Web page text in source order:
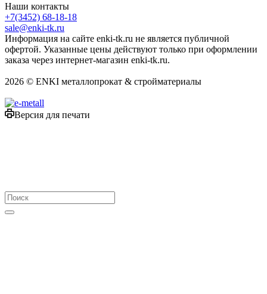
Наши контакты
+7(3452) 68-18-18
sale@enki-tk.ru
Информация на сайте enki-tk.ru не является публичной
офертой. Указанные цены действуют только при оформлении
заказа через интернет-магазин enki-tk.ru.
2026 © ENKI металлопрокат & стройматериалы
Версия для печати